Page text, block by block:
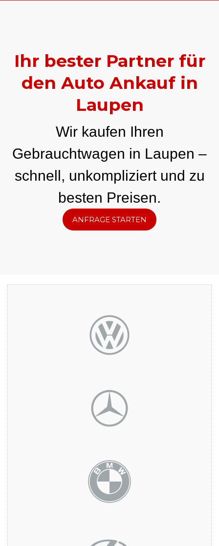
Ihr bester Partner für
den Auto Ankauf in
Laupen
Wir kaufen Ihren
Gebrauchtwagen in Laupen –
schnell, unkompliziert und zu
besten Preisen.
ANFRAGE STARTEN